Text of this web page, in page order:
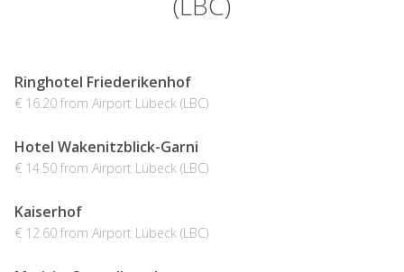
Ringhotel Friederikenhof
€ 16.20 from Airport Lübeck (LBC)
Hotel Wakenitzblick-Garni
€ 14.50 from Airport Lübeck (LBC)
Kaiserhof
€ 12.60 from Airport Lübeck (LBC)